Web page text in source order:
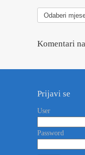
Arhiva
vesti
Komentari
Prijavi se
User
Password